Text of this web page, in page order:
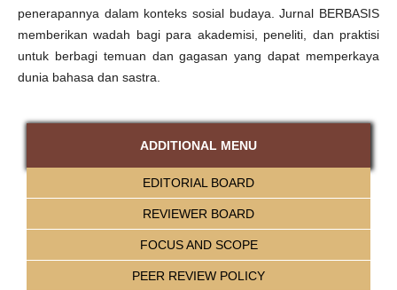
penerapannya dalam konteks sosial budaya. Jurnal BERBASIS
memberikan wadah bagi para akademisi, peneliti, dan praktisi
untuk berbagi temuan dan gagasan yang dapat memperkaya
dunia bahasa dan sastra.
ADDITIONAL MENU
EDITORIAL BOARD
REVIEWER BOARD
FOCUS AND SCOPE
PEER REVIEW POLICY